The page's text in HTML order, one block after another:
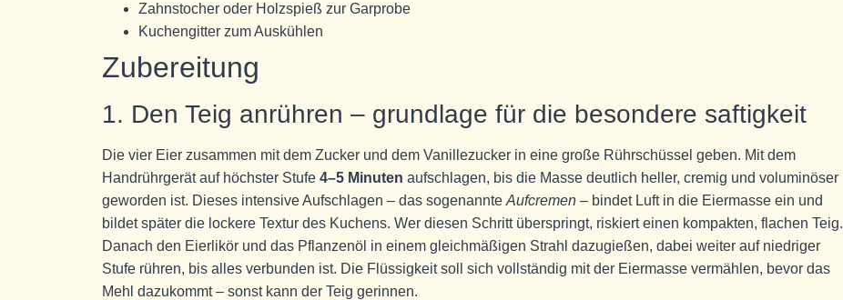
Zahnstocher oder Holzspieß zur Garprobe
Kuchengitter zum Auskühlen
Zubereitung
1. Den Teig anrühren – grundlage für die besondere saftigkeit
Die vier Eier zusammen mit dem Zucker und dem Vanillezucker in eine große Rührschüssel geben. Mit dem
Handrührgerät auf höchster Stufe 4–5 Minuten aufschlagen, bis die Masse deutlich heller, cremig und voluminöser
geworden ist. Dieses intensive Aufschlagen – das sogenannteAufcremen – bindet Luft in die Eiermasse ein und
bildet später die lockere Textur des Kuchens. Wer diesen Schritt überspringt, riskiert einen kompakten, flachen Teig.
Danach den Eierlikör und das Pflanzenöl in einem gleichmäßigen Strahl dazugießen, dabei weiter auf niedriger
Stufe rühren, bis alles verbunden ist. Die Flüssigkeit soll sich vollständig mit der Eiermasse vermählen, bevor das
Mehl dazukommt – sonst kann der Teig gerinnen.